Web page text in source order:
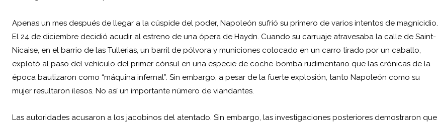
Apenas un mes después de llegar a la cúspide del poder, Napoleón sufrió su primero de varios intentos de magnicidio.
El 24 de diciembre decidió acudir al estreno de una ópera de Haydn. Cuando su carruaje atravesaba la calle de Saint-
Nicaise, en el barrio de las Tullerias, un barril de pólvora y municiones colocado en un carro tirado por un caballo,
explotó al paso del vehículo del primer cónsul en una especie de coche-bomba rudimentario que las crónicas de la
época bautizaron como “máquina infernal”. Sin embargo, a pesar de la fuerte explosión, tanto Napoleón como su
mujer resultaron ilesos. No así un importante número de viandantes.
Las autoridades acusaron a los jacobinos del atentado. Sin embargo, las investigaciones posteriores demostraron que